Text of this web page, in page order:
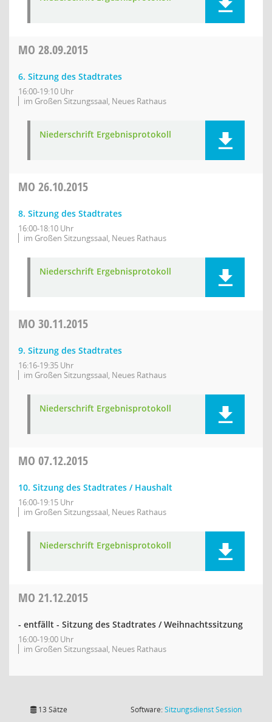
MO 28.09.2015
6. Sitzung des Stadtrates
16:00-19:10 Uhr
im Großen Sitzungssaal, Neues Rathaus
Niederschrift Ergebnisprotokoll
MO 26.10.2015
8. Sitzung des Stadtrates
16:00-18:10 Uhr
im Großen Sitzungssaal, Neues Rathaus
Niederschrift Ergebnisprotokoll
MO 30.11.2015
9. Sitzung des Stadtrates
16:16-19:35 Uhr
im Großen Sitzungssaal, Neues Rathaus
Niederschrift Ergebnisprotokoll
MO 07.12.2015
10. Sitzung des Stadtrates / Haushalt
16:00-19:15 Uhr
im Großen Sitzungssaal, Neues Rathaus
Niederschrift Ergebnisprotokoll
MO 21.12.2015
- entfällt - Sitzung des Stadtrates / Weihnachtssitzung
16:00-19:00 Uhr
im Großen Sitzungssaal, Neues Rathaus
13 Sätze Software:SitzungsdienstSession(Wird in